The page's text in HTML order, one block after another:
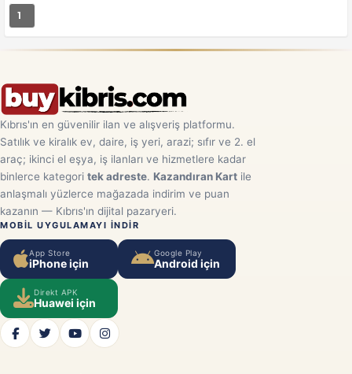
1
Kıbrıs'ın en güvenilir ilan ve alışveriş platformu.
Satılık ve kiralık ev, daire, iş yeri, arazi; sıfır ve 2. el
araç; ikinci el eşya, iş ilanları ve hizmetlere kadar
binlerce kategori tek adreste. Kazandıran Kart ile
anlaşmalı yüzlerce mağazada indirim ve puan
kazanın — Kıbrıs'ın dijital pazaryeri.
MOBIL UYGULAMAYI INDIR
App Store
iPhone için
Google Play
Android için
Direkt APK
Huawei için